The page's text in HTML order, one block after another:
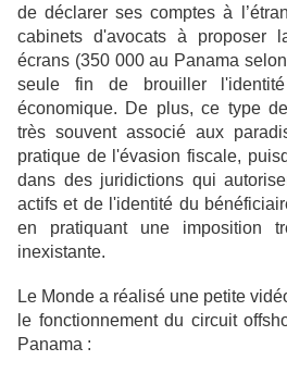
de déclarer ses comptes à
cabinets d'avocats à proposer
écrans (350 000 au Panama selon
seule fin de brouiller
économique. De plus, ce type
très souvent associé aux
pratique de l'évasion fiscale,
dans des juridictions qui
actifs et de l'identité du
en pratiquant une imposition
inexistante.
Le Monde a réalisé une petite
le fonctionnement du circuit
Panama :